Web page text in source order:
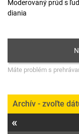
Moderovaný prúd s
diania
Máte problém s
Archív - zvoľte
«